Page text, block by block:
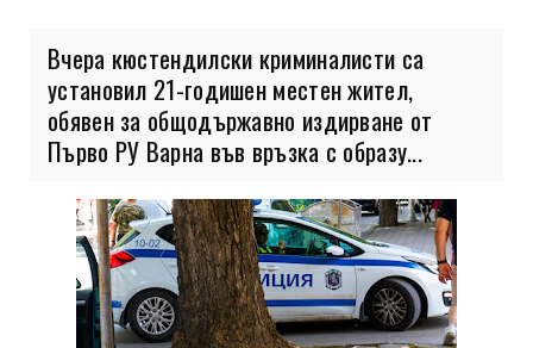
Вчера кюстендилски криминалисти са
установил 21-годишен местен жител,
обявен за общодържавно издирване от
Първо РУ Варна във връзка с образу...